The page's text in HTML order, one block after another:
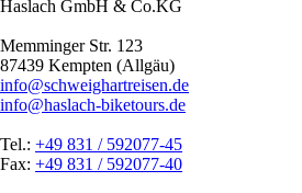
Haslach GmbH & Co.KG
Memminger Str. 123
87439 Kempten (Allgäu)
info@schweighartreisen.de
info@haslach-biketours.de
Tel.: +49 831 / 592077-45
Fax: +49 831 / 592077-40